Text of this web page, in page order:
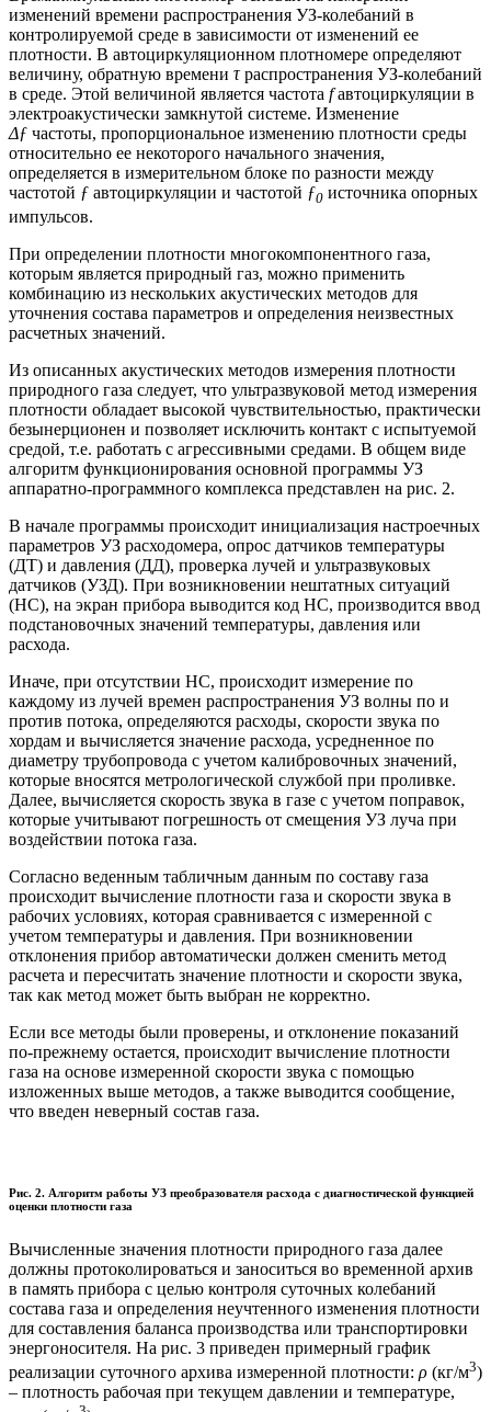
изменений времени распространения УЗ-колебаний в
контролируемой среде в зависимости от изменений ее
плотности. В автоциркуляционном плотномере определяют
величину, обратную времени τраспространения УЗ-колебаний
в среде. Этой величиной является частота fавтоциркуляции в
электроакустически замкнутой системе. Изменение
Δƒ частоты, пропорциональное изменению плотности среды
относительно ее некоторого начального значения,
определяется в измерительном блоке по разности между
частотой ƒ автоциркуляции и частотой ƒ0 источника опорных
импульсов.
При определении плотности многокомпонентного газа,
которым является природный газ, можно применить
комбинацию из нескольких акустических методов для
уточнения состава параметров и определения неизвестных
расчетных значений.
Из описанных акустических методов измерения плотности
природного газа следует, что ультразвуковой метод измерения
плотности обладает высокой чувствительностью, практически
безынерционен и позволяет исключить контакт с испытуемой
средой, т.е. работать с агрессивными средами. В общем виде
алгоритм функционирования основной программы УЗ
аппаратно-программного комплекса представлен на рис. 2.
В начале программы происходит инициализация настроечных
параметров УЗ расходомера, опрос датчиков температуры
(ДТ) и давления (ДД), проверка лучей и ультразвуковых
датчиков (УЗД). При возникновении нештатных ситуаций
(НС), на экран прибора выводится код НС, производится ввод
подстановочных значений температуры, давления или
расхода.
Иначе, при отсутствии НС, происходит измерение по
каждому из лучей времен распространения УЗ волны по и
против потока, определяются расходы, скорости звука по
хордам и вычисляется значение расхода, усредненное по
диаметру трубопровода с учетом калибровочных значений,
которые вносятся метрологической службой при проливке.
Далее, вычисляется скорость звука в газе с учетом поправок,
которые учитывают погрешность от смещения УЗ луча при
воздействии потока газа.
Согласно веденным табличным данным по составу газа
происходит вычисление плотности газа и скорости звука в
рабочих условиях, которая сравнивается с измеренной с
учетом температуры и давления. При возникновении
отклонения прибор автоматически должен сменить метод
расчета и пересчитать значение плотности и скорости звука,
так как метод может быть выбран не корректно.
Если все методы были проверены, и отклонение показаний
по-прежнему остается, происходит вычисление плотности
газа на основе измеренной скорости звука с помощью
изложенных выше методов, а также выводится сообщение,
что введен неверный состав газа.
Рис. 2. Алгоритм работы УЗ преобразователя расхода с диагностической функцией
оценки плотности газа
Вычисленные значения плотности природного газа далее
должны протоколироваться и заноситься во временной архив
в память прибора с целью контроля суточных колебаний
состава газа и определения неучтенного изменения плотности
для составления баланса производства или транспортировки
энергоносителя. На рис. 3 приведен примерный график
реализации суточного архива измеренной плотности: ρ (кг/м3)
– плотность рабочая при текущем давлении и температуре,